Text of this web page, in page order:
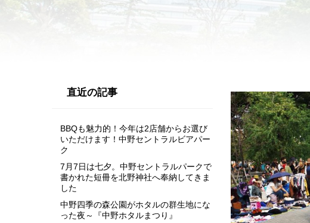
直近の記事
BBQも魅力的！今年は2店舗からお選び
いただけます！中野セントラルビアパー
ク
7月7日は七夕。中野セントラルパークで
書かれた短冊を北野神社へ奉納してきま
した
中野四季の森公園がホタルの群生地にな
った夜～『中野ホタルまつり』